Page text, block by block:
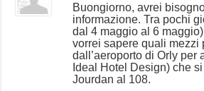
Buongiorno, avrei
informazione. Tra pochi
dal 4 maggio al 6 maggio)
vorrei sapere quali mezzi
dall’aeroporto di Orly per
Ideal Hotel Design) che
Jourdan al 108.